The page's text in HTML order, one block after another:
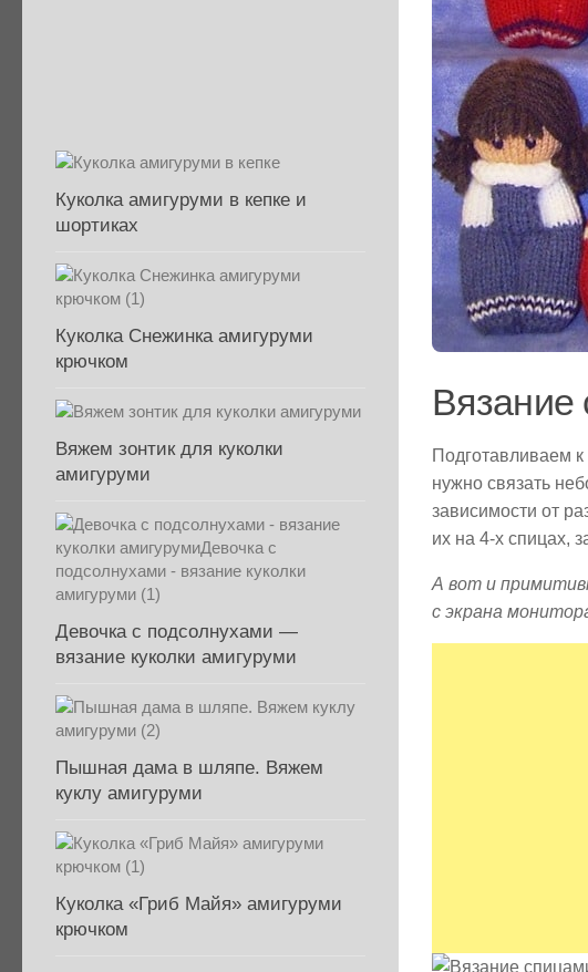
Вязание
Подготавливаем
нужно связать
зависимости от
их на 4-х спицах,
А вот и
с экрана
Куколка амигуруми в кепке и
шортиках
Куколка Снежинка амигуруми
крючком
Вяжем зонтик для куколки
амигуруми
Девочка с подсолнухами —
вязание куколки амигуруми
Пышная дама в шляпе. Вяжем
куклу амигуруми
Куколка «Гриб Майя» амигуруми
крючком